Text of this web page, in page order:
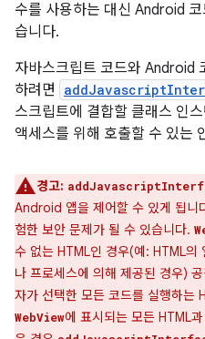
수를 사용하는 대신 Android
습니다.
자바스크립트 코드와 Android
하려면
스크립트에 결합할 클래스 인
액세스를 위해 호출할 수 있는
경고:
Android 앱을 제어할 수 있게 됩니
험한 보안 문제가 될 수 있습니다.
수 없는 HTML인 경우(예: HTML의
나 프로세스에 의해 제공된 경우)
자가 선택한 모든 코드를 실행하는
WebView에 표시되는 모든 HTML